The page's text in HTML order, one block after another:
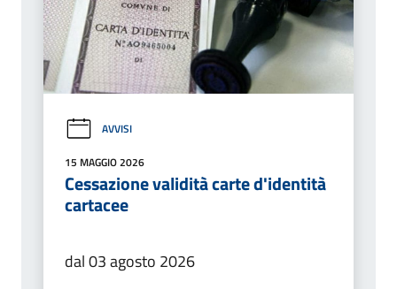
AVVISI
15 MAGGIO 2026
Cessazione validità carte d'identità
cartacee
dal 03 agosto 2026